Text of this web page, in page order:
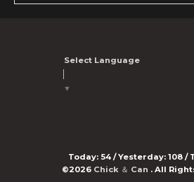
Select Language
▼
Today: 54 / Yesterday: 108 /
©2026 Chick ＆ Can . All